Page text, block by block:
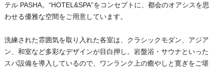
テル PASHA。“HOTEL&SPA”をコンセプトに、都会のオアシスを思
わせる優雅な空間をご用意しています。
洗練された雰囲気を取り入れた各室は、クラシックモダン、アジア
ン、和室など多彩なデザインが目白押し。岩盤浴・サウナといった
スパ設備を導入しているので、ワンランク上の癒やしと寛ぎをご堪